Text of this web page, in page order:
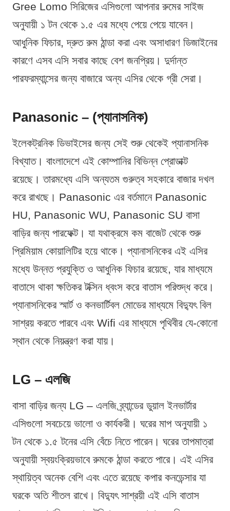
Gree Lomo সিরিজের এসিগুলো আপনার রুমের সাইজ
অনুযায়ী ১ টন থেকে ১.৫ এর মধ্যে পেয়ে পেয়ে যাবেন।
আধুনিক ফিচার, দ্রুত রুম ঠান্ডা করা এবং অসাধারণ ডিজাইনের
কারণে এসব এসি সবার কাছে বেশ জনপ্রিয়। দুর্দান্ত
পারফরম্যান্সের জন্য বাজারে অন্য এসির থেকে গ্রী সেরা।
Panasonic – (প্যানাসনিক)
ইলেকট্রনিক ডিভাইসের জন্য সেই শুরু থেকেই প্যানাসনিক
বিখ্যাত। বাংলাদেশে এই কোম্পানির বিভিন্ন প্রোডাক্ট
রয়েছে। তারমধ্যে এসি অন্যতম গুরুত্ব সহকারে বাজার দখল
করে রাখছে। Panasonic এর বর্তমানে Panasonic
HU, Panasonic WU, Panasonic SU বাসা
বাড়ির জন্য পারফেক্ট। যা যথাক্রমে কম বাজেট থেকে শুরু
প্রিমিয়াম কোয়ালিটির হয়ে থাকে। প্যানাসনিকের এই এসির
মধ্যে উন্নত প্রযুক্তি ও আধুনিক ফিচার রয়েছে, যার মাধ্যমে
বাতাসে থাকা ক্ষতিকর টক্সিন ধ্বংস করে বাতাস পরিশুদ্ধ করে।
প্যানাসনিকের স্মার্ট ও কনভার্টিবল মোডের মাধ্যমে বিদ্যুৎ বিল
সাশ্রয় করতে পারবে এবং Wifi এর মাধ্যমে পৃথিবীর যে-কোনো
স্থান থেকে নিয়ন্ত্রণ করা যায়।
LG – এলজি
বাসা বাড়ির জন্য LG – এলজি ব্র্যান্ডের ডুয়াল ইনভার্টার
এসিগুলো সবচেয়ে ভালো ও কার্যকরী। ঘরের মাপ অনুযায়ী ১
টন থেকে ১.৫ টনের এসি বেঁচে নিতে পারেন। ঘরের তাপমাত্রা
অনুযায়ী স্বয়ংক্রিয়ভাবে রুমকে ঠান্ডা করতে পারে। এই এসির
স্থায়িত্ব অনেক বেশি এবং এতে রয়েছে কপার কনডেন্সার যা
ঘরকে অতি শীতল রাখে। বিদ্যুৎ সাশ্রয়ী এই এসি বাতাস